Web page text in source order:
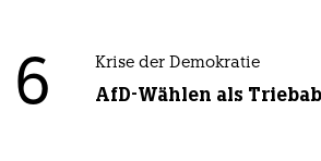
6 Krise der Demokratie
AfD-Wählen als